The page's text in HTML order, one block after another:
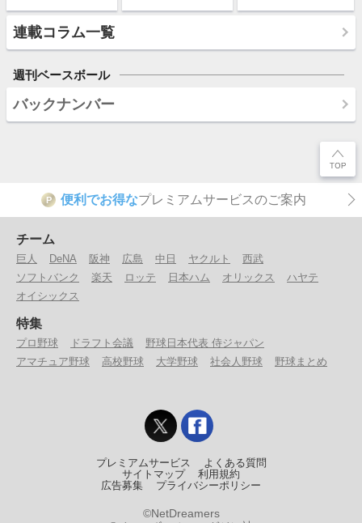
連載コラム一覧
週刊ベースボール
バックナンバー
P 便利でお得なプレミアムサービスのご案内
チーム
巨人 DeNA 阪神 広島 中日 ヤクルト
西武
ソフトバンク
楽天 ロッテ 日本ハム オリックス
ハヤテ
オイシックス
特集
プロ野球 ドラフト会議
野球日本代表 侍ジャパン
アマチュア野球
高校野球 大学野球 社会人野球 野球まとめ
プレミアムサービス
よくある質問
サイトマップ
利用規約
広告募集
プライバシーポリシー
©NetDreamers